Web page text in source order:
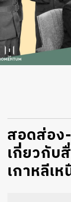
สอดส่อง
เกี่ยวกับ
เกาหลีเห